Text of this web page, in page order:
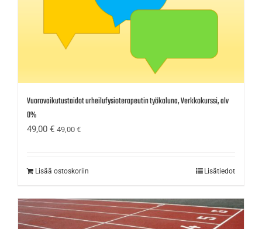
Vuorovaikutustaidot urheilufysioterapeutin työkaluna, Verkkokurssi, alv
0%
49,00 € 49,00 €
Lisää ostoskoriin Lisätiedot